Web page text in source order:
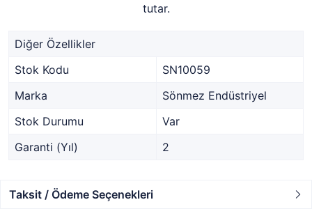
tutar.
Diğer Özellikler
Stok Kodu
SN10059
Marka
Sönmez Endüstriyel
Stok Durumu
Var
Garanti (Yıl)
2
Taksit / Ödeme Seçenekleri